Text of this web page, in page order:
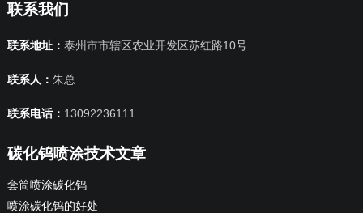
联系我们
联系地址： 泰州市市辖区农业开发区苏红路10号
联系人： 朱总
联系电话： 13092236111
碳化钨喷涂技术文章
套筒喷涂碳化钨
喷涂碳化钨的好处